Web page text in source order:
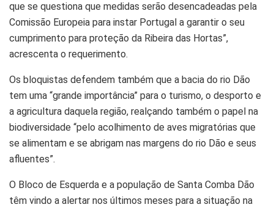
que se questiona que medidas serão desencadeadas pela
Comissão Europeia para instar Portugal a garantir o seu
cumprimento para proteção da Ribeira das Hortas”,
acrescenta o requerimento.
Os bloquistas defendem também que a bacia do rio Dão
tem uma “grande importância” para o turismo, o desporto e
a agricultura daquela região, realçando também o papel na
biodiversidade “pelo acolhimento de aves migratórias que
se alimentam e se abrigam nas margens do rio Dão e seus
afluentes”.
O Bloco de Esquerda e a população de Santa Comba Dão
têm vindo a alertar nos últimos meses para a situação na